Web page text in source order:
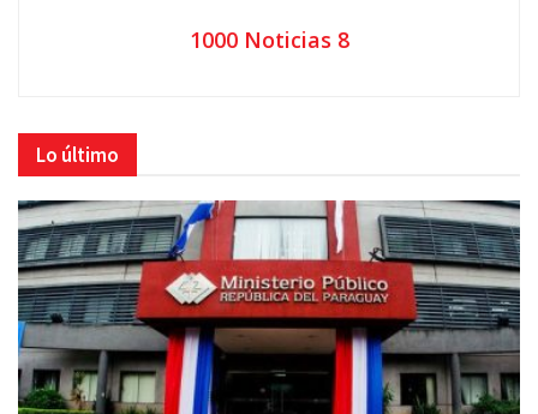
1000 Noticias 8
Lo último